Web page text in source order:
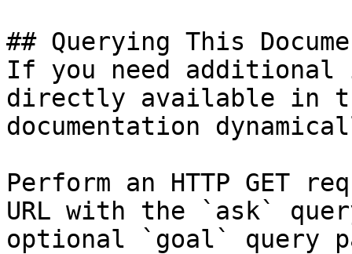
## Querying This
If you need
directly available in
documentation
Perform an HTTP GET
URL with the `ask`
optional `goal` query